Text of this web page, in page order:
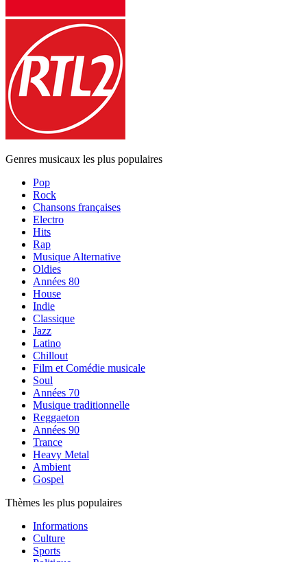
Genres musicaux les plus populaires
Pop
Rock
Chansons françaises
Electro
Hits
Rap
Musique Alternative
Oldies
Années 80
House
Indie
Classique
Jazz
Latino
Chillout
Film et Comédie musicale
Soul
Années 70
Musique traditionnelle
Reggaeton
Années 90
Trance
Heavy Metal
Ambient
Gospel
Thèmes les plus populaires
Informations
Culture
Sports